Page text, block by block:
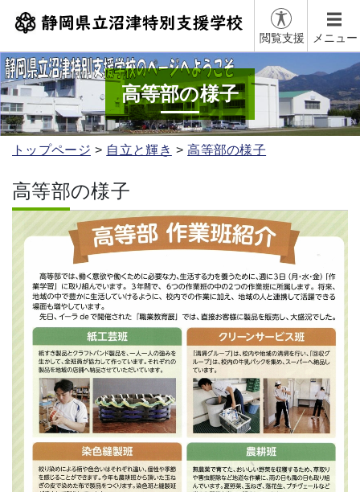
閲覧支援 メニュー
高等部の様子
トップページ 自立と輝き 高等部の様子
高等部の様子